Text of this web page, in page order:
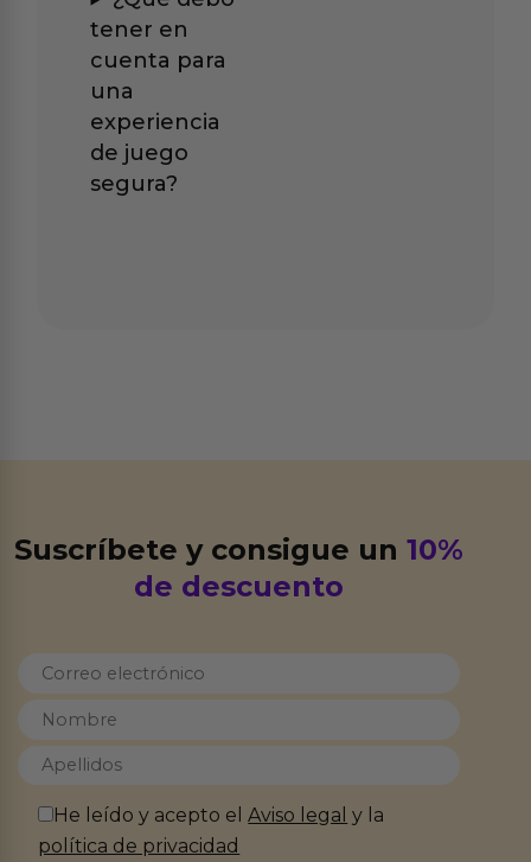
tener en
cuenta para
una
experiencia
de juego
segura?
Suscríbete y consigue un10%
de descuento
He leído y acepto elAviso legal y la
política de privacidad